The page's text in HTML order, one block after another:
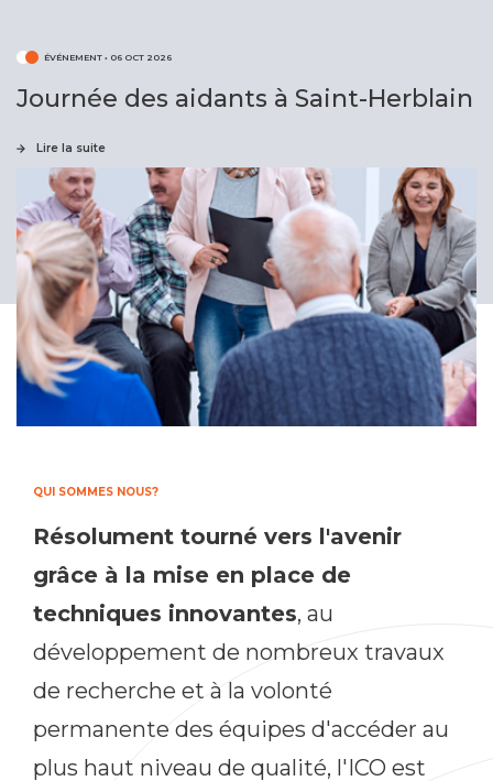
ÉVÉNEMENT • 06 OCT 2026
Journée des aidants à Saint-Herblain
Lire la suite
QUI SOMMES NOUS?
Résolument tourné vers l'avenir
grâce à la mise en place de
techniques innovantes, au
développement de nombreux travaux
de recherche et à la volonté
permanente des équipes d'accéder au
plus haut niveau de qualité, l'ICO est